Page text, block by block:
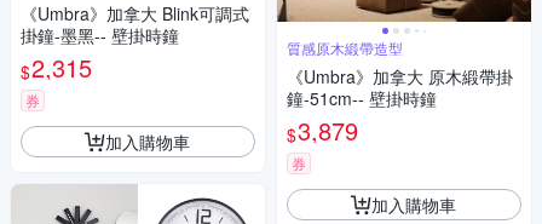
《Umbra》加拿大 Blink可調式
掛鐘-墨黑-- 壁掛時鐘
$2,315
券
加入購物車
質感原木緞帶造型
《Umbra》加拿大 原木緞帶掛
鐘-51cm-- 壁掛時鐘
$3,879
券
加入購物車